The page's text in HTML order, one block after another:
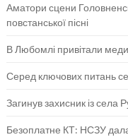
Аматори сцени
повстанської пісні
В Любомлі привітали
Серед ключових питань
Загинув захисник із села
Безоплатне КТ: НСЗУ